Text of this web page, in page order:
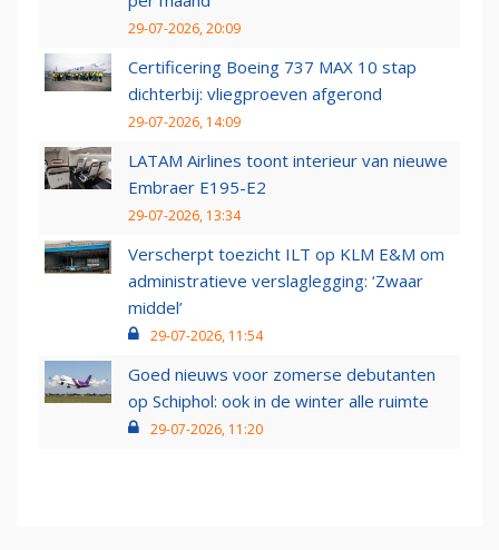
29-07-2026, 20:09
Certificering Boeing 737 MAX 10 stap
dichterbij: vliegproeven afgerond
29-07-2026, 14:09
LATAM Airlines toont interieur van nieuwe
Embraer E195-E2
29-07-2026, 13:34
Verscherpt toezicht ILT op KLM E&M om
administratieve verslaglegging: ‘Zwaar
middel’
29-07-2026, 11:54
Goed nieuws voor zomerse debutanten
op Schiphol: ook in de winter alle ruimte
29-07-2026, 11:20